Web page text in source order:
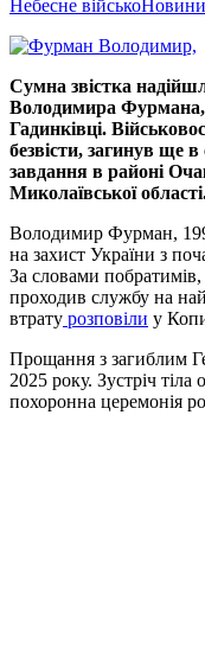
Небесне військоНовини
Сумна звістка
Володимира Фурмана,
Гадинківці.
безвісти, загинув ще
завдання в районі
Миколаївської
Володимир Фурман,
на захист України з
За словами
проходив службу на
втрату розповіли у
Прощання з загиблим
2025 року. Зустріч тіла
похоронна церемонія